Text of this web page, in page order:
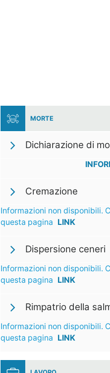
MORTE
Dichiarazione di
Cremazione
Informazioni non disponibili.
questa pagina LINK
Dispersione ceneri
Informazioni non disponibili.
questa pagina LINK
Rimpatrio della
Informazioni non disponibili.
questa pagina LINK